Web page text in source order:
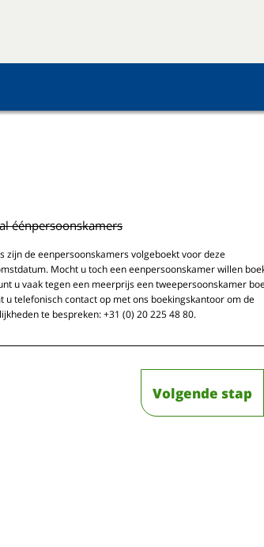
éénpersoonskamers
zijn de eenpersoonskamers volgeboekt voor deze
Mocht u toch een eenpersoonskamer willen
u vaak tegen een meerprijs een tweepersoonskamer
u telefonisch contact op met ons boekingskantoor om de
te bespreken: +31 (0) 20 225 48 80.
Volgende stap